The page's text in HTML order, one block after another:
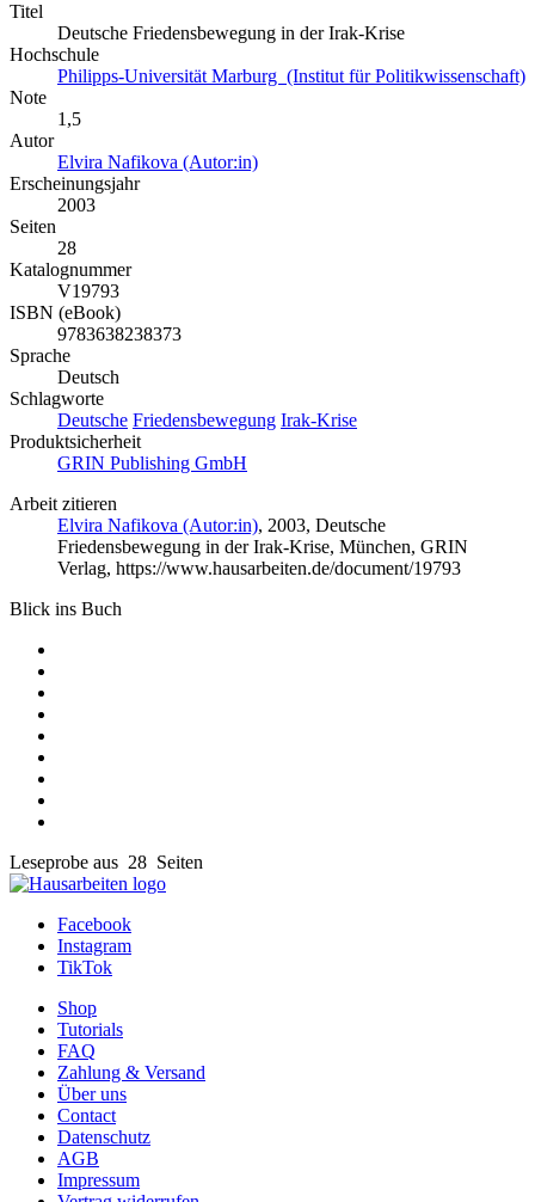
Titel
Deutsche Friedensbewegung in der Irak-Krise
Hochschule
Philipps-Universität Marburg (Institut für Politikwissenschaft)
Note
1,5
Autor
Elvira Nafikova (Autor:in)
Erscheinungsjahr
2003
Seiten
28
Katalognummer
V19793
ISBN (eBook)
9783638238373
Sprache
Deutsch
Schlagworte
Deutsche Friedensbewegung Irak-Krise
Produktsicherheit
GRIN Publishing GmbH
Arbeit zitieren
Elvira Nafikova (Autor:in), 2003, Deutsche
Friedensbewegung in der Irak-Krise, München, GRIN
Verlag, https://www.hausarbeiten.de/document/19793
Blick ins Buch
Leseprobe aus 28 Seiten
Facebook
Instagram
TikTok
Shop
Tutorials
FAQ
Zahlung & Versand
Über uns
Contact
Datenschutz
AGB
Impressum